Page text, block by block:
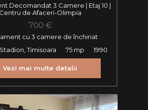
Decomandat 3 Camere | Etaj 10 |
Centru de Afaceri-Olimpia
700 €
cu 3 camere de închiriat
Timisoara
75 mp 1990
Vezi mai multe detalii